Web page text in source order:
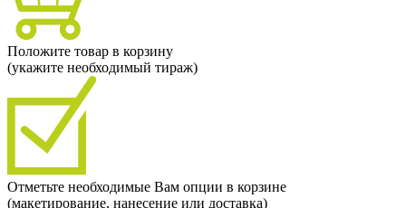
Положите товар в корзину
(укажите необходимый тираж)
Отметьте необходимые Вам опции в корзине
(макетирование, нанесение или доставка)